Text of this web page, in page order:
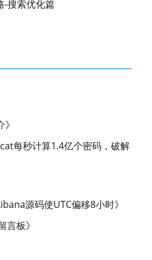
-搜索优化篇
》
每秒计算1.4亿个密码，破解
源码使UTC偏移8小时》
言板》